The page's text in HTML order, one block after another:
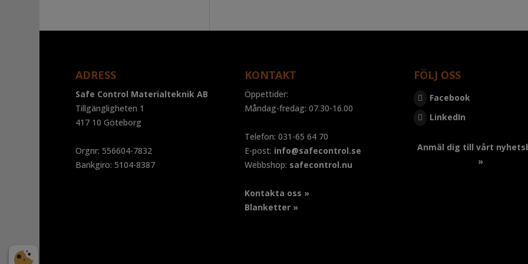
ADRESS
Safe Control Materialteknik AB
Tillgängligheten 1
417 10 Göteborg
Orgnr: 556604-7832
Bankgiro: 5104-8387
KONTAKT
Öppettider:
Måndag-fredag: 07.30-16.00
Telefon: 031-65 64 70
E-post: info@safecontrol.se
Webbshop: safecontrol.nu
Kontakta oss »
Blanketter »
FÖLJ OSS
Facebook
LinkedIn
Anmäl dig till vårt
»